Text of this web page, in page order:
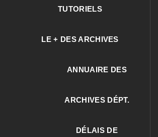
TUTORIELS
LE + DES ARCHIVES
ANNUAIRE DES
ARCHIVES DÉPT.
DÉLAIS DE